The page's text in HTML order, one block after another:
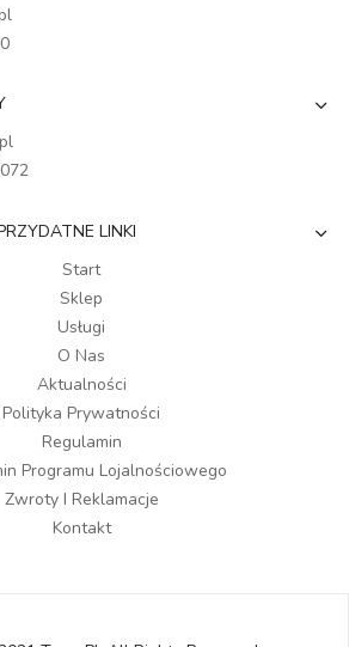
LINKI
Start
Sklep
Usługi
O Nas
Aktualności
Polityka Prywatności
Regulamin
Programu Lojalnościowego
Zwroty I Reklamacje
Kontakt